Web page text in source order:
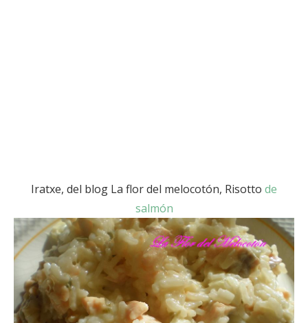
Iratxe, del blog La flor del melocotón, Risotto de
salmón